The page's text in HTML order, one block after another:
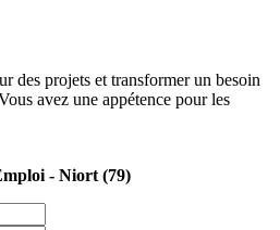
des projets et transformer un besoin
avez une appétence pour les
- Niort (79)